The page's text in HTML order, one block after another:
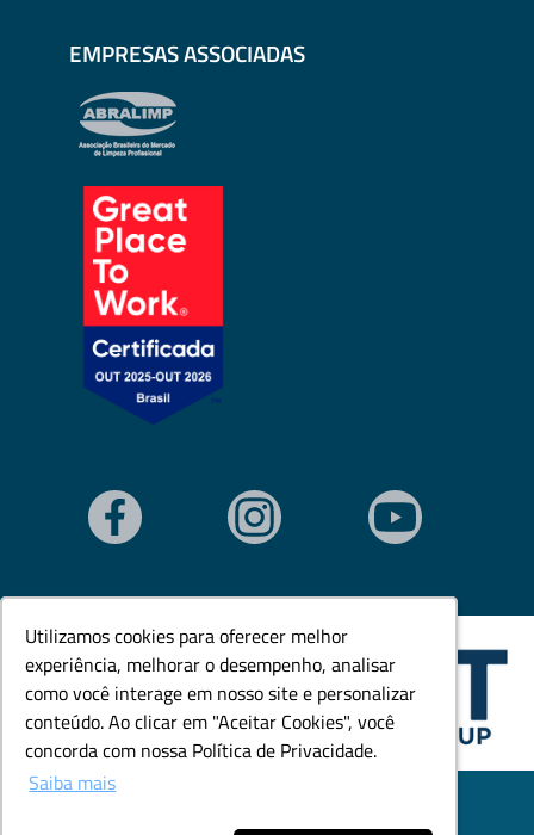
Utilizamos cookies para oferecer melhor
experiência, melhorar o desempenho, analisar
como você interage em nosso site e personalizar
conteúdo. Ao clicar em "Aceitar Cookies", você
concorda com nossa Política de Privacidade.
Saiba mais
Utilizamos cookies para oferecer melhor
experiência, melhorar o desempenho, analisar
como você interage em nosso site e personalizar
conteúdo. Ao clicar em "Aceitar Cookies", você
concorda com nossa Política de Privacidade.
Saiba mais
EMPRESAS ASSOCIADAS
© Todos os direitos reservados. Goedert Ltda - CNPJ: